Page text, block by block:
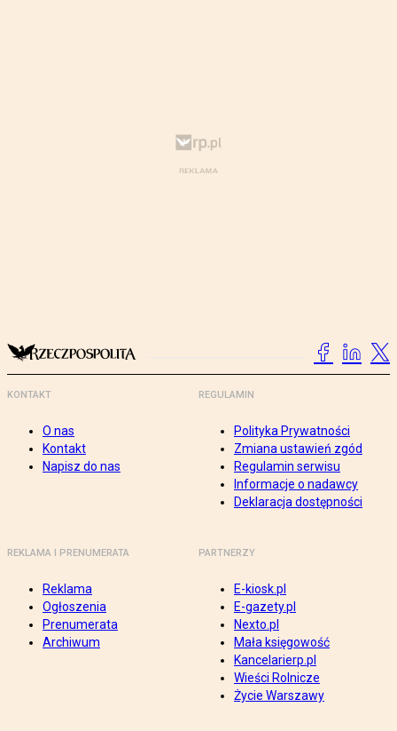
KONTAKT
O nas
Kontakt
Napisz do nas
REGULAMIN
Polityka Prywatności
Zmiana ustawień zgód
Regulamin serwisu
Informacje o nadawcy
Deklaracja dostępności
REKLAMA I PRENUMERATA
Reklama
Ogłoszenia
Prenumerata
Archiwum
PARTNERZY
E-kiosk.pl
E-gazety.pl
Nexto.pl
Mała księgowość
Kancelarierp.pl
Wieści Rolnicze
Życie Warszawy